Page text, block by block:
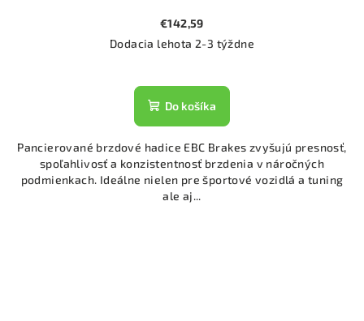
€142,59
Dodacia lehota 2-3 týždne
Do košíka
Pancierované brzdové hadice EBC Brakes zvyšujú presnosť,
spoľahlivosť a konzistentnosť brzdenia v náročných
podmienkach. Ideálne nielen pre športové vozidlá a tuning
ale aj...